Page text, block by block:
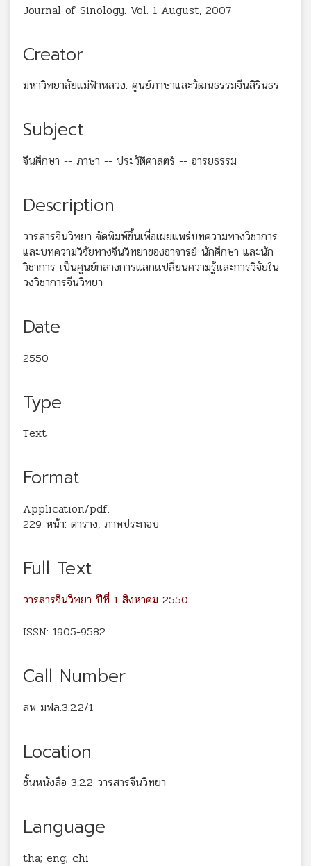
Journal of Sinology. Vol. 1 August, 2007
Creator
มหาวิทยาลัยแม่ฟ้าหลวง. ศูนย์ภาษาและวัฒนธรรมจีนสิรินธร
Subject
จีนศึกษา -- ภาษา -- ประวัติศาสตร์ -- อารยธรรม
Description
วารสารจีนวิทยา จัดพิมพ์ขึ้นเพื่อเผยแพร่บทความทางวิชาการ
และบทความวิจัยทางจีนวิทยาของอาจารย์ นักศึกษา และนัก
วิชาการ เป็นศูนย์กลางการแลกเเปลี่ยนความรู้และการวิจัยใน
วงวิชาการจีนวิทยา
Date
2550
Type
Text
Format
Application/pdf.
229 หน้า: ตาราง, ภาพประกอบ
Full Text
วารสารจีนวิทยา ปีที่ 1 สิงหาคม 2550
ISSN: 1905-9582
Call Number
สพ มฟล.3.2.2/1
Location
ชั้นหนังสือ 3.2.2 วารสารจีนวิทยา
Language
tha; eng; chi